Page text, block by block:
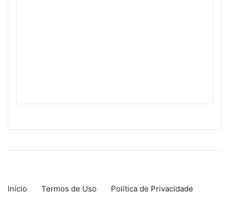
Início Termos de Uso Política de Privacidade